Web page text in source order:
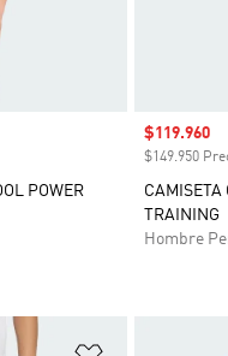
POWER
Precio de
$119.960
$149.950
CAMISETA
TRAINING
Hombre
Añadir a la